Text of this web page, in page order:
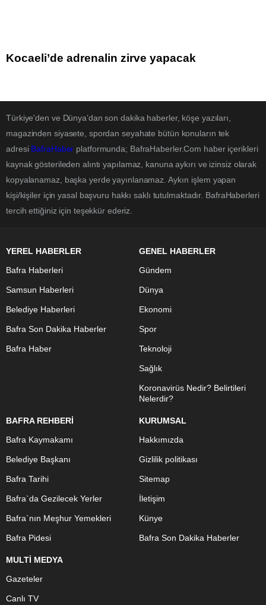
Kocaeli’de adrenalin zirve yapacak
Türkiye'den ve Dünya’dan son dakika haberler, köşe yazıları,
magazinden siyasete, spordan seyahate bütün konuların tek
adresi BafraHaber platformunda; BafraHaberler.Com haber içerikleri
kaynak gösterileden alıntı yapılamaz, kanuna aykırı ve izinsiz olarak
kopyalanamaz, başka yerde yayınlanamaz. Aykırı işlem yapan
kişi/kişiler için yasal başvuru hakkı saklı tutulmaktadır. BafraHaberleri
tercih ettiğiniz için teşekkür ederiz.
YEREL HABERLER
Bafra Haberleri
Samsun Haberleri
Belediye Haberleri
Bafra Son Dakika Haberler
Bafra Haber
GENEL HABERLER
Gündem
Dünya
Ekonomi
Spor
Teknoloji
Sağlık
Koronavirüs Nedir? Belirtileri
Nelerdir?
BAFRA REHBERİ
Bafra Kaymakamı
Belediye Başkanı
Bafra Tarihi
Bafra`da Gezilecek Yerler
Bafra`nın Meşhur Yemekleri
Bafra Pidesi
KURUMSAL
Hakkımızda
Gizlilik politikası
Sitemap
İletişim
Künye
Bafra Son Dakika Haberler
MULTİ MEDYA
Gazeteler
Canlı TV